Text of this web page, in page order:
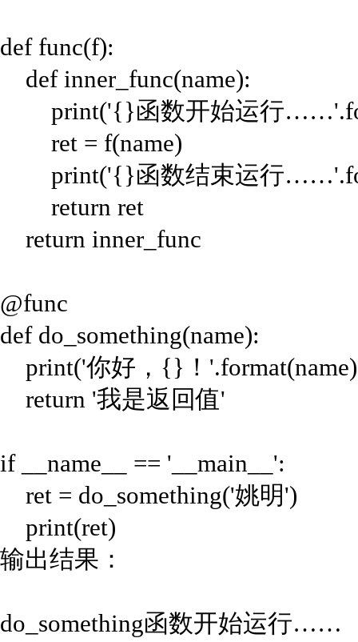
def func(f):
def inner_func(name):
print('{}函数开始运行
ret = f(name)
print('{}函数结束运行
return ret
return inner_func
@func
def do_something(name):
print('你好，{}！
return '我是返回值'
if __name__ == '__main__':
ret = do_something('姚明')
print(ret)
输出结果：
do_something函数开始运行……